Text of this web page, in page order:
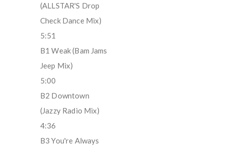
(ALLSTAR'S Drop
Check Dance Mix)
5:51
B1 Weak (Bam Jams
Jeep Mix)
5:00
B2 Downtown
(Jazzy Radio Mix)
4:36
B3 You're Always